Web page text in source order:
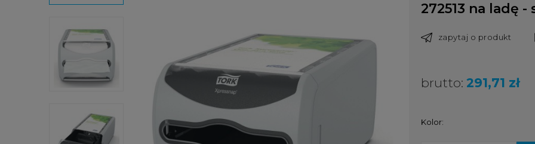
272513 na ladę
zapytaj o produkt
brutto: 291,71 zł
Kolor: